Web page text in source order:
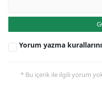
Yorum yazma kurallarını
* Bu içerik ile ilgili yorum